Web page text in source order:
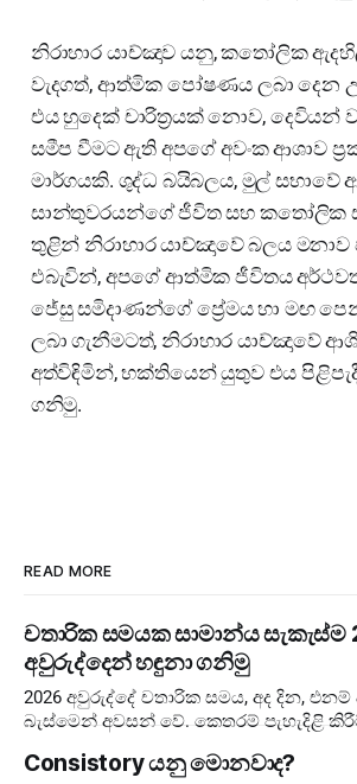
නිරාහාර යාච්ඤාව යනු, කතෝලික
වැදගත්, ආත්මික පෝෂණය ලබා දෙන
එය හුදෙක් චාරිත්‍රයක් නොව, දෙවියන්
සමීප වීමට ඇති අපගේ අවංක ආශාව
මාර්ගයකි. ශුද්ධ බයිබලය, මුල් සභාවේ
සාන්තුවරයන්ගේ ජීවිත සහ කතෝලික
තුළින් නිරාහාර යාච්ඤාවේ බලය මනාව
එබැවින්, අපගේ ආත්මික ජීවිතය
ජේසු සමිදාණන්ගේ ප්‍රේමය හා මඟ
ලබා ගැනීමටත්, නිරාහාර යාච්ඤාවේ
අත්විඳිමින්, භක්තියෙන් යුතුව එය
ගනිමු.
READ MORE
චතාරික සමයක සාමාන්ය සැකැස්ම
අවුරුද්දෙන් හඳුනා ගනිමු
2026 අවුරුද්දේ චතාරික සමය, අද දින, එනම්
බැස්මෙන් අවසන් වේ. කෙතරම් පැහැදිළි
Consistory යනු මොනවාද?